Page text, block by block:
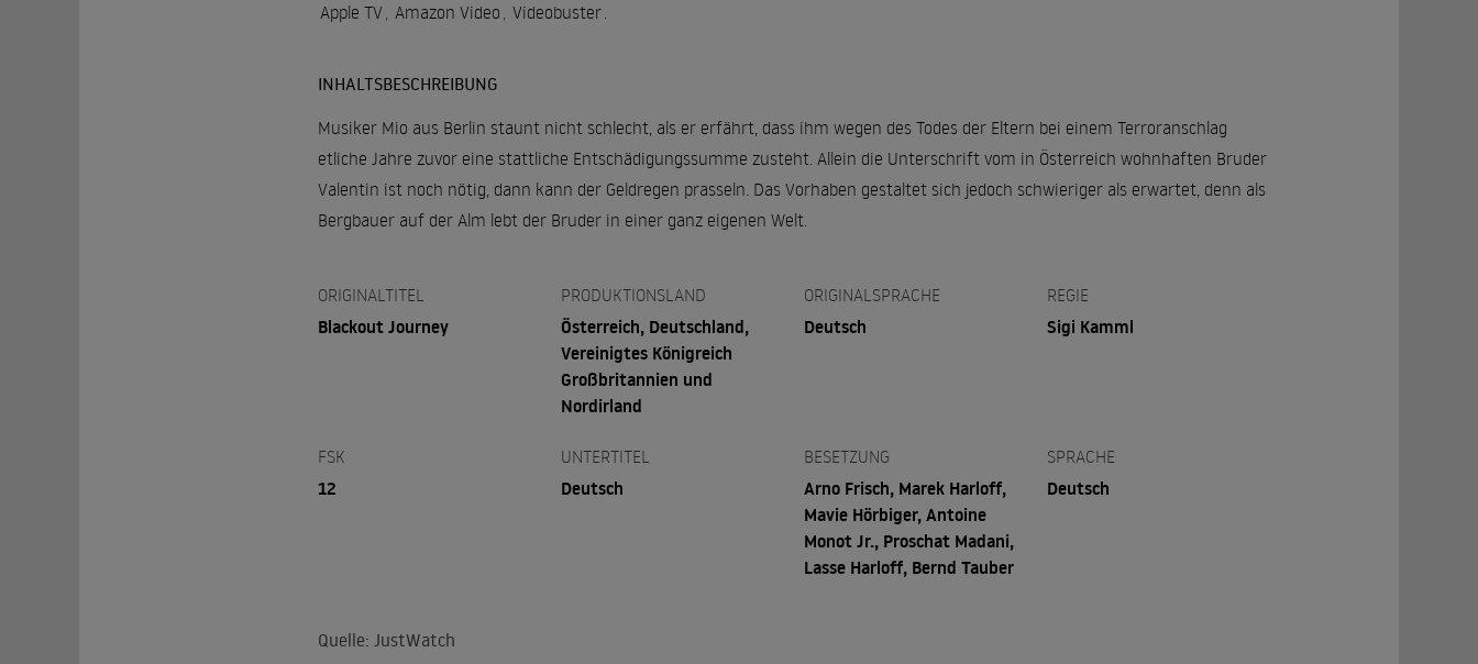
Apple TV, Amazon Video , Videobuster.
INHALTSBESCHREIBUNG
Musiker Mio aus Berlin staunt nicht schlecht, als er erfährt, dass ihm wegen des Todes der Eltern bei einem Terroranschlag
etliche Jahre zuvor eine stattliche Entschädigungssumme zusteht. Allein die Unterschrift vom in Österreich wohnhaften Bruder
Valentin ist noch nötig, dann kann der Geldregen prasseln. Das Vorhaben gestaltet sich jedoch schwieriger als erwartet, denn als
Bergbauer auf der Alm lebt der Bruder in einer ganz eigenen Welt.
ORIGINALTITEL
Blackout Journey
PRODUKTIONSLAND
Österreich, Deutschland,
Vereinigtes Königreich
Großbritannien und
Nordirland
ORIGINALSPRACHE
Deutsch
REGIE
Sigi Kamml
FSK
12
UNTERTITEL
Deutsch
BESETZUNG
Arno Frisch, Marek Harloff,
Mavie Hörbiger, Antoine
Monot Jr., Proschat Madani,
Lasse Harloff, Bernd Tauber
SPRACHE
Deutsch
Quelle: JustWatch